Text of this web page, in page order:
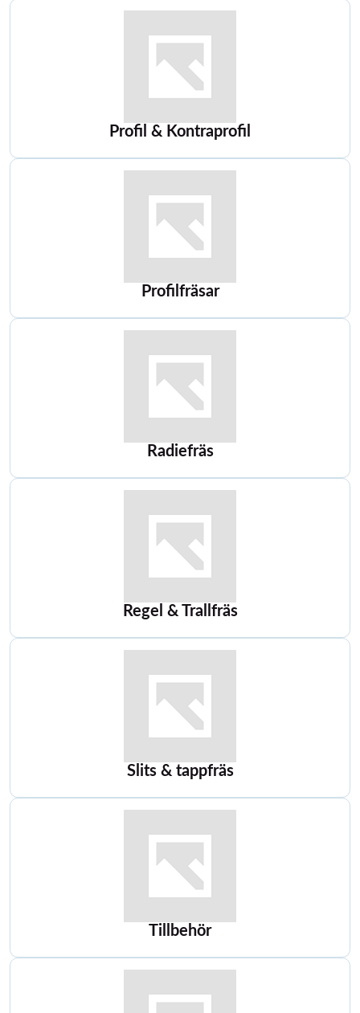
Profil & Kontraprofil
Profilfräsar
Radiefräs
Regel & Trallfräs
Slits & tappfräs
Tillbehör